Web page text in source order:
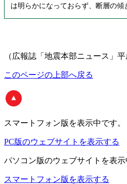
は明らかになっておらず、断層の
（広報誌「地震本部ニュース」
このページの上部へ戻る
スマートフォン版 を表示中です。
PC版のウェブサイトを表示する
パソコン版のウェブサイトを表示
スマートフォン版を表示する